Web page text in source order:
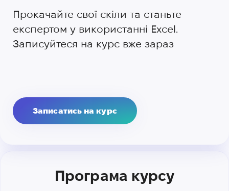
Прокачайте свої скіли та станьте
експертом у використанні Excel.
Записуйтеся на курс вже зараз
Записатись на курс
Програма курсу